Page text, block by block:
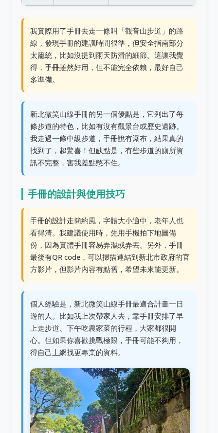
我實際用了手冊去走一條叫「觀音山步道」的路
線，發現手冊的建議時間很準，但安全指南部分
太籠統，比如沒提到雨天防滑的細節。這讓我覺
得，手冊雖然好用，但不能完全依賴，最好自己
多準備。
新北微笑山線手冊的另一個優點是，它列出了每
條步道的特色，比如有沒有觀景台或歷史遺跡。
我走過一條中級步道，手冊說有瀑布，結果真的
找到了，超驚喜！但缺點是，有些步道的廁所資
訊不完整，害我差點憋不住。
手冊的設計與使用技巧
手冊的設計走簡約風，字體大小適中，老年人也
看得清。我建議使用時，先用手機拍下地圖備
份，因為實體手冊容易弄濕或弄丟。另外，手冊
最後有QR code，可以掃描連結到新北市政府的官
方影片，但影片內容有點舊，希望未來能更新。
個人經驗是，新北微笑山線手冊最適合計畫一日
遊的人。比如我上次帶家人去，靠手冊安排了早
上走步道、下午吃農家菜的行程，大家都很開
心。但如果你喜歡挑戰極限，手冊可能不夠用，
得自己上網找更專業的資料。